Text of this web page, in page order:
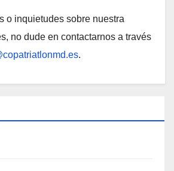
o inquietudes sobre nuestra
no dude en contactarnos a través
.